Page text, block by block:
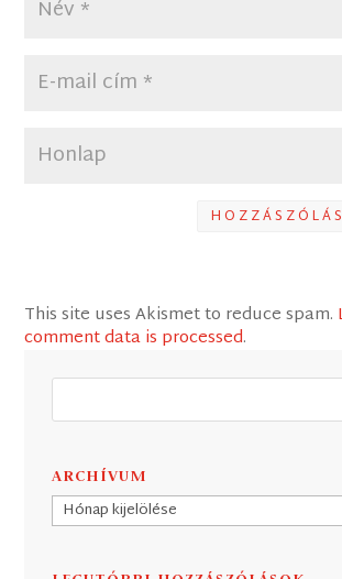
This site uses Akismet to reduce spam.
comment data is processed.
ARCHÍVUM
Archívum